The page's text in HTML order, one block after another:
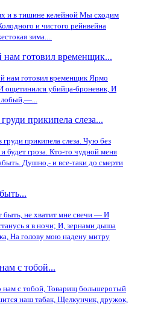
и в тишине келейной Мы сходим
и чистого рейнвейна
зима....
нам готовил временщик...
нам готовил временщик Ярмо
ощетинился убийца-броневик, И
прикипела слеза...
прикипела слеза. Чую без
будет гроза. Кто-то чудной меня
Душно,- и все-таки до смерти
быть, не хватит мне свечи — И
я в ночи; И, зернами дыша
На голову мою надену митру
с тобой...
нам с тобой, Товарищ большеротый
наш табак, Щелкунчик, дружок,